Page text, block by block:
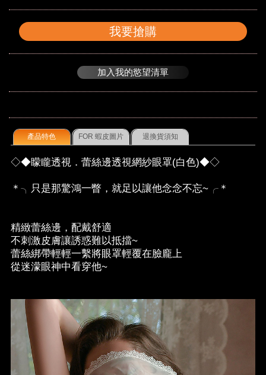
我要搶購
加入我的慾望清單
產品特色 FOR 蝦皮圖片 退換貨須知
◇◆矇矓透視．蕾絲邊透視網紗眼罩(白色)◆◇
＊╮只是那驚鴻一瞥，就足以讓他念念不忘~╭＊
精緻蕾絲邊，配戴舒適
不刺激皮膚讓誘惑難以抵擋~
蕾絲綁帶輕輕一繫將眼罩輕覆在臉龐上
從迷濛眼神中看穿他~